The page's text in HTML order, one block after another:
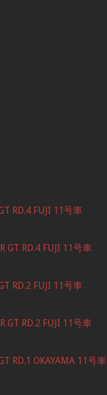
RD.4 FUJI 11号車
GT RD.4 FUJI 11号車
RD.2 FUJI 11号車
GT RD.2 FUJI 11号車
RD.1 OKAYAMA 11号車